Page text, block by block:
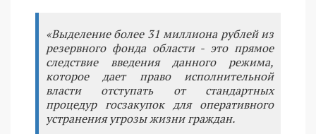
«Выделение более 31 миллиона рублей из
резервного фонда области - это прямое
следствие введения данного режима,
которое дает право исполнительной
власти отступать от стандартных
процедур госзакупок для оперативного
устранения угрозы жизни граждан.